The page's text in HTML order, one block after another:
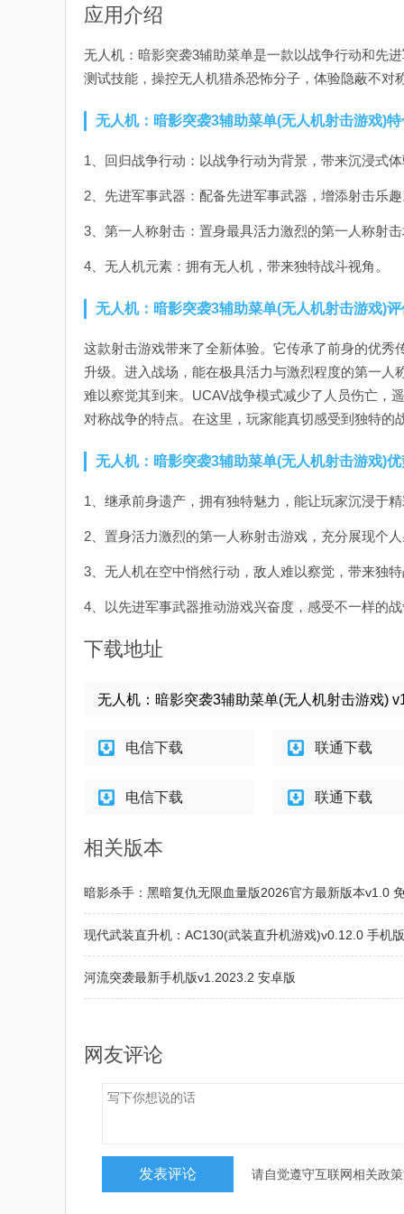
应用介绍
无人机：暗影突袭3辅助菜单是一款以战争行动和先
测试技能，操控无人机猎杀恐怖分子，体验隐蔽不对
无人机：暗影突袭3辅助菜单(无人机射击游戏)特
1、回归战争行动：以战争行动为背景，带来沉浸式
2、先进军事武器：配备先进军事武器，增添射击乐
3、第一人称射击：置身最具活力激烈的第一人称射
4、无人机元素：拥有无人机，带来独特战斗视角。
无人机：暗影突袭3辅助菜单(无人机射击游戏)评
这款射击游戏带来了全新体验。它传承了前身的优
升级。进入战场，能在极具活力与激烈程度的第一
难以察觉其到来。UCAV战争模式减少了人员伤亡，
对称战争的特点。在这里，玩家能真切感受到独特
无人机：暗影突袭3辅助菜单(无人机射击游戏)优
1、继承前身遗产，拥有独特魅力，能让玩家沉浸于
2、置身活力激烈的第一人称射击游戏，充分展现个
3、无人机在空中悄然行动，敌人难以察觉，带来独
4、以先进军事武器推动游戏兴奋度，感受不一样的
下载地址
无人机：暗影突袭3辅助菜单(无人机射击游戏)
电信下载 联通下载
电信下载 联通下载
相关版本
暗影杀手：黑暗复仇无限血量版2026官方最新版本v1.0
现代武装直升机：AC130(武装直升机游戏)v0.12.0 手机版
河流突袭最新手机版v1.2023.2 安卓版
网友评论
请自觉遵守互联网相关政